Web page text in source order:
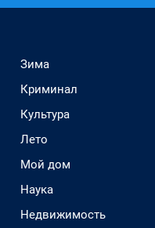
Зима
Криминал
Культура
Лето
Мой дом
Наука
Недвижимость